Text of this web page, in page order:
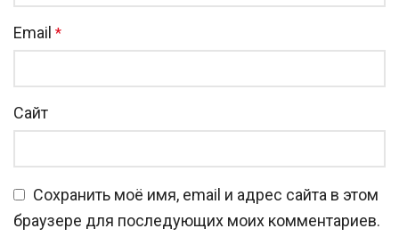
Email *
Сайт
Сохранить моё имя, email и адрес сайта в этом
браузере для последующих моих комментариев.